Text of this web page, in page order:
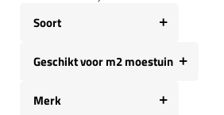
Soort
Geschikt voor m2 moestuin
Merk